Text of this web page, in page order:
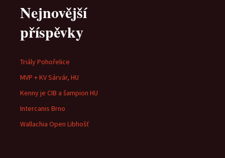
Nejnovější
příspěvky
Triály Pohořelice
MVP + KV Sárvár, HU
Kenny je CIB a šampion HU
Intercanis Brno
Wallachia Open Libhošť